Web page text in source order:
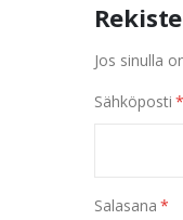
Jos sinulla
Sähköposti
Salasana